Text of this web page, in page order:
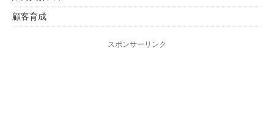
顧客育成
スポンサーリンク